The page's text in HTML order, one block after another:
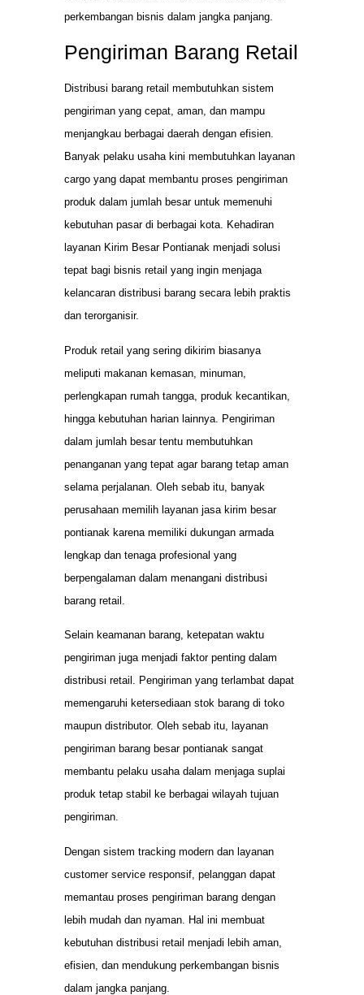
perkembangan bisnis dalam jangka panjang.
Pengiriman Barang Retail
Distribusi barang retail membutuhkan sistem
pengiriman yang cepat, aman, dan mampu
menjangkau berbagai daerah dengan efisien.
Banyak pelaku usaha kini membutuhkan layanan
cargo yang dapat membantu proses pengiriman
produk dalam jumlah besar untuk memenuhi
kebutuhan pasar di berbagai kota. Kehadiran
layanan Kirim Besar Pontianak menjadi solusi
tepat bagi bisnis retail yang ingin menjaga
kelancaran distribusi barang secara lebih praktis
dan terorganisir.
Produk retail yang sering dikirim biasanya
meliputi makanan kemasan, minuman,
perlengkapan rumah tangga, produk kecantikan,
hingga kebutuhan harian lainnya. Pengiriman
dalam jumlah besar tentu membutuhkan
penanganan yang tepat agar barang tetap aman
selama perjalanan. Oleh sebab itu, banyak
perusahaan memilih layanan jasa kirim besar
pontianak karena memiliki dukungan armada
lengkap dan tenaga profesional yang
berpengalaman dalam menangani distribusi
barang retail.
Selain keamanan barang, ketepatan waktu
pengiriman juga menjadi faktor penting dalam
distribusi retail. Pengiriman yang terlambat dapat
memengaruhi ketersediaan stok barang di toko
maupun distributor. Oleh sebab itu, layanan
pengiriman barang besar pontianak sangat
membantu pelaku usaha dalam menjaga suplai
produk tetap stabil ke berbagai wilayah tujuan
pengiriman.
Dengan sistem tracking modern dan layanan
customer service responsif, pelanggan dapat
memantau proses pengiriman barang dengan
lebih mudah dan nyaman. Hal ini membuat
kebutuhan distribusi retail menjadi lebih aman,
efisien, dan mendukung perkembangan bisnis
dalam jangka panjang.